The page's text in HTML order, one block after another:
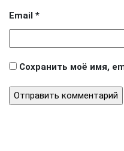
Email *
Сохранить моё имя,